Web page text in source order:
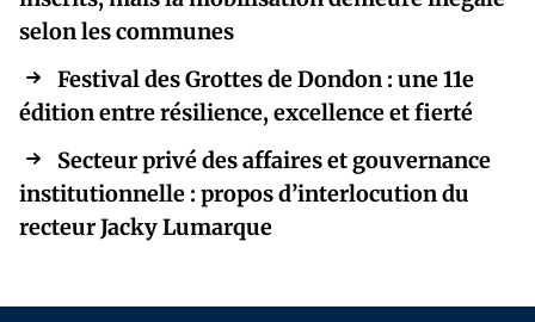
selon les communes
Festival des Grottes de Dondon : une 11e
édition entre résilience, excellence et fierté
Secteur privé des affaires et gouvernance
institutionnelle : propos d’interlocution du
recteur Jacky Lumarque